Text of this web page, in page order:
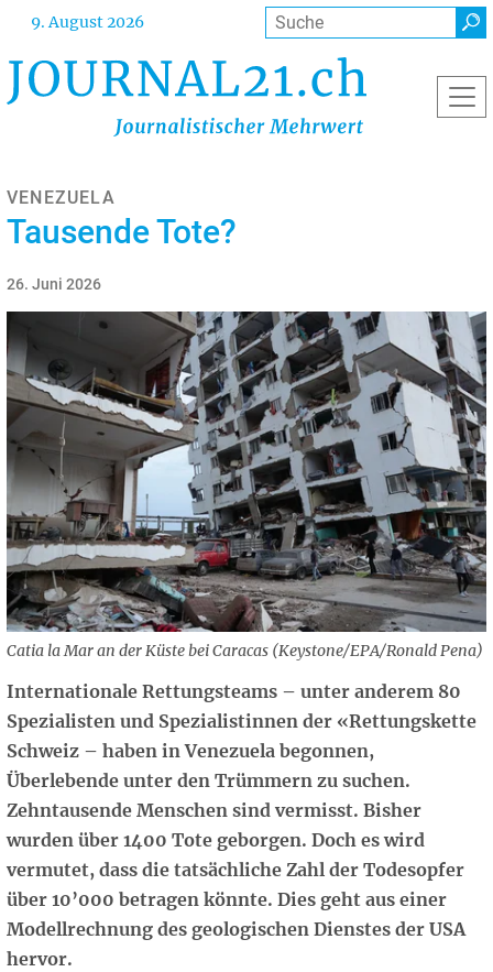
Direkt
Inhalt
9. August 2026 Suche
VENEZUELA
Tausende Tote?
26. Juni 2026
Catia la Mar an der Küste bei Caracas (Keystone/EPA/Ronald Pena)
Internationale Rettungsteams – unter anderem 80
Spezialisten und Spezialistinnen der «Rettungskette
Schweiz – haben in Venezuela begonnen,
Überlebende unter den Trümmern zu suchen.
Zehntausende Menschen sind vermisst. Bisher
wurden über 1400 Tote geborgen. Doch es wird
vermutet, dass die tatsächliche Zahl der Todesopfer
über 10’000 betragen könnte. Dies geht aus einer
Modellrechnung des geologischen Dienstes der USA
hervor.